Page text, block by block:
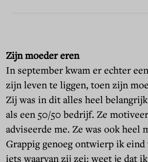
Zijn moeder eren
In september kwam er echter
zijn leven te liggen, toen zijn
Zij was in dit alles heel
als een 50/50 bedrijf. Ze
adviseerde me. Ze was ook heel
Grappig genoeg ontwierp ik eind
iets waarvan zij zei: weet je dat